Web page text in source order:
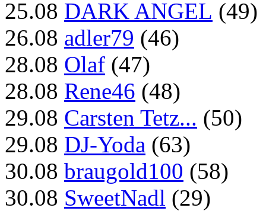
25.08 DARK ANGEL (49)
26.08 adler79 (46)
28.08 Olaf (47)
28.08 Rene46 (48)
29.08 Carsten Tetz... (50)
29.08 DJ-Yoda (63)
30.08 braugold100 (58)
30.08 SweetNadl (29)